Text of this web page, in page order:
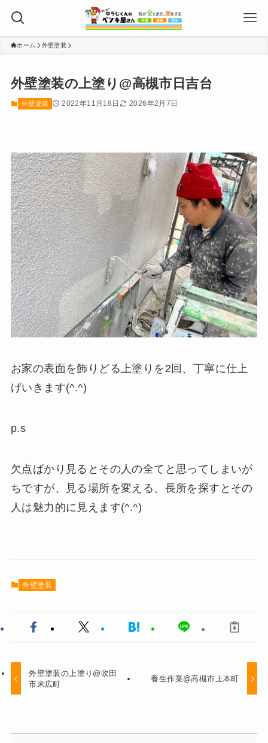
ホーム 外壁塗装
外壁塗装の上塗り@高槻市日吉台
外壁塗装 2022年11月18日 2026年2月7日
お家の表面を飾りどる上塗りを2回、丁寧に仕上
げいきます(^.^)
p.s
欠点ばかり見るとその人の全てと思ってしまいが
ちですが、見る場所を変える、長所を探すとその
人は魅力的に見えます(^.^)
外壁塗装
外壁塗装の上塗り@吹田
市末広町
養生作業@高槻市上本町